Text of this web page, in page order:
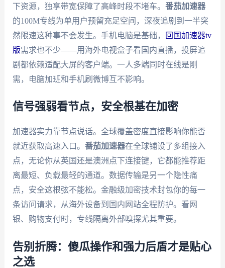
下资源，独享带宽保障了高峰时段不堵车。 番茄加速器
的100M专线为单用户预留充足空间，深夜追剧到一半突
然限速这种事不会发生。手机电脑是基础，
回国加速器tv
版需求也不少——用海外电视盒子看国内直播，投屏追
剧都依赖适配大屏的客户端。一人多端同时在线是刚
需，电脑加班和手机刷微博互不影响。
信号强弱看节点，安全根基在加密
加速器实力靠节点说话。全球覆盖密度直接影响你能否
就近获取高速入口。 番茄加速器在全球铺设了多组接入
点，无论你从英国还是澳洲点下连接键，它都能推荐距
离最短、负载最轻的通道。数据传输是另一个隐性痛
点，安全这根弦不能松。金融级加密技术封包你的每一
条访问请求，从海外设备到国内网站全程防护。看网
银、购物支付时，专线隔离外部嗅探尤其重要。
告别折腾：傻瓜操作和强力后盾才是贴心
之选